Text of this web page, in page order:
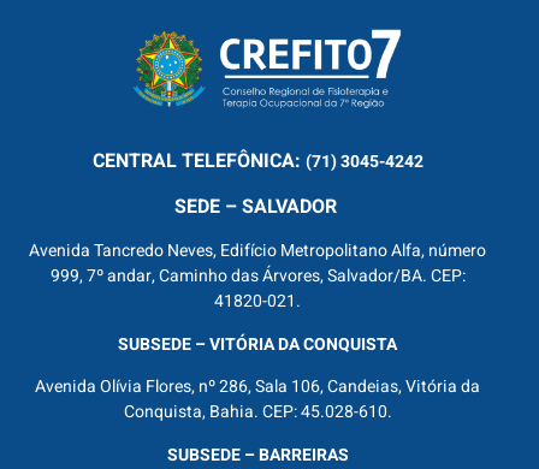
CENTRALTELEFÔNICA: (71) 3045-4242
SEDE – SALVADOR
Avenida Tancredo Neves, Edifício Metropolitano Alfa, número
999, 7º andar, Caminho das Árvores, Salvador/BA. CEP:
41820-021.
SUBSEDE – VITÓRIA DA CONQUISTA
Avenida Olívia Flores, nº 286, Sala 106, Candeias, Vitória da
Conquista, Bahia. CEP: 45.028-610.
SUBSEDE – BARREIRAS